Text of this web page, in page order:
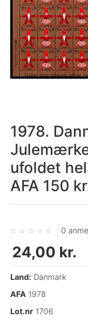
1978.
ufoldet
AFA 150
0
24,00 kr.
Land: Danmark
AFA 1978
Lot.nr 1706